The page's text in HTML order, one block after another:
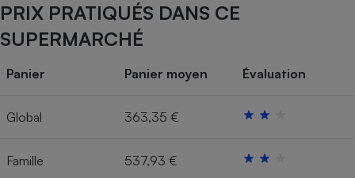
PRIX PRATIQUÉS DANS CE
SUPERMARCHÉ
Panier Panier moyen Évaluation
Global 363,35 €
Famille 537,93 €